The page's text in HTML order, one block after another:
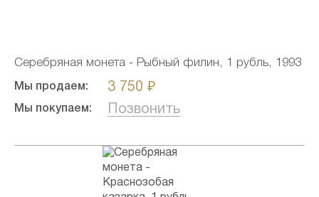
Серебряная монета - Рыбный филин, 1 рубль, 1993
Мы продаем: 3 750 ₽
Мы покупаем: Позвонить